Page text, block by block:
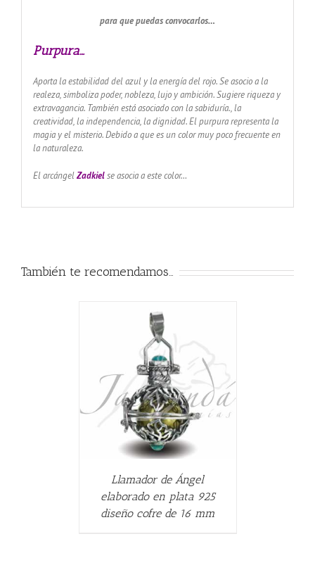
para que puedas convocarlos…
Purpura…
Aporta la estabilidad del azul y la energía del rojo.Se asocio a la
realeza, simboliza poder, nobleza, lujo y ambición.Sugiere riqueza y
extravagancia. También está asociado con la sabiduría., la
creatividad, la independencia, la dignidad.El purpura representa la
magia y el misterio.Debido a que es un color muy poco frecuente en
la naturaleza.
El arcángelZadkiel se asocia a este color…
También te recomendamos…
Llamador de Ángel
elaborado en plata 925
diseño cofre de 16 mm